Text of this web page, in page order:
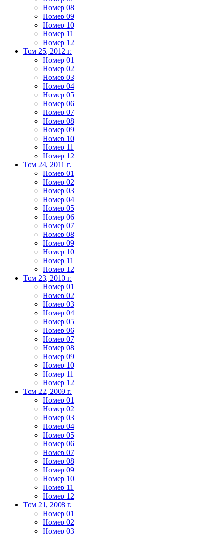
Номер 08
Номер 09
Номер 10
Номер 11
Номер 12
Том 25, 2012 г.
Номер 01
Номер 02
Номер 03
Номер 04
Номер 05
Номер 06
Номер 07
Номер 08
Номер 09
Номер 10
Номер 11
Номер 12
Том 24, 2011 г.
Номер 01
Номер 02
Номер 03
Номер 04
Номер 05
Номер 06
Номер 07
Номер 08
Номер 09
Номер 10
Номер 11
Номер 12
Том 23, 2010 г.
Номер 01
Номер 02
Номер 03
Номер 04
Номер 05
Номер 06
Номер 07
Номер 08
Номер 09
Номер 10
Номер 11
Номер 12
Том 22, 2009 г.
Номер 01
Номер 02
Номер 03
Номер 04
Номер 05
Номер 06
Номер 07
Номер 08
Номер 09
Номер 10
Номер 11
Номер 12
Том 21, 2008 г.
Номер 01
Номер 02
Номер 03